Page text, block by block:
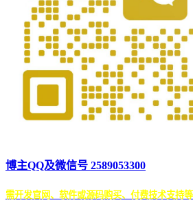
博主QQ及微信号 2589053300
需开发官网、软件或源码购买、付费技术支持等